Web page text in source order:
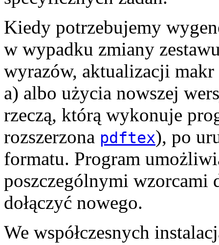
Kiedy potrzebujemy
w wypadku zmiany
wyrazów, aktualizacji
a) albo użycia nowszej
rzeczą, którą wykonuje
rozszerzona pdftex), po
formatu. Program
poszczególnymi wzorcami
dołączyć nowego.
We współczesnych